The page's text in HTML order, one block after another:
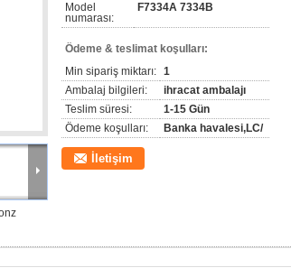
Model
numarası:
F7334A 7334B
Ödeme & teslimat koşulları:
Min sipariş miktarı: 1
Ambalaj bilgileri:
ihracat ambalajı
Teslim süresi:
1-15 Gün
Ödeme koşulları:
Banka havalesi,LC/
İletişim